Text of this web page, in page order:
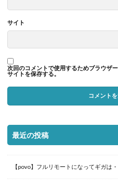
サイト
次回のコメントで使用するためブラウザ
サイトを保存する。
最近の投稿
【povo】フルリモートになってギガは・